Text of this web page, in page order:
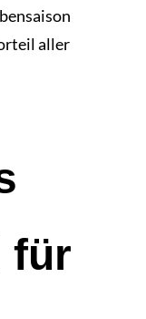
aller
für